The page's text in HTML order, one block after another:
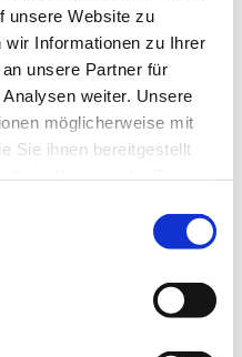
unsere Website zu
wir Informationen zu Ihrer
unsere Partner für
weiter. Unsere
möglicherweise mit
Sie ihnen bereitgestellt
zurückvor
Residenz Waldkrone